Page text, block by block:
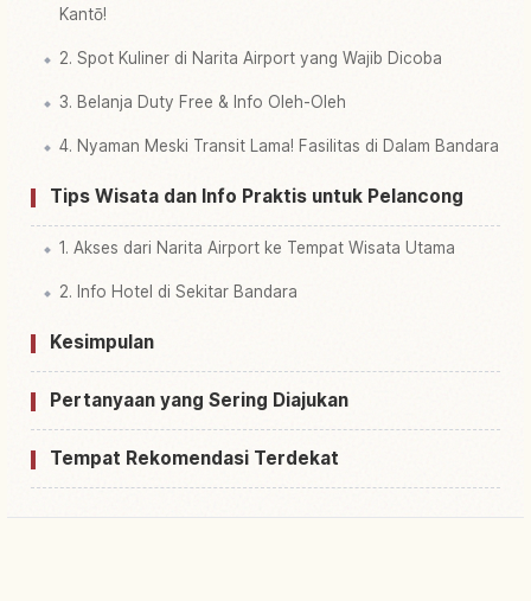
Kantō!
2. Spot Kuliner di Narita Airport yang Wajib Dicoba
3. Belanja Duty Free & Info Oleh-Oleh
4. Nyaman Meski Transit Lama! Fasilitas di Dalam Bandara
Tips Wisata dan Info Praktis untuk Pelancong
1. Akses dari Narita Airport ke Tempat Wisata Utama
2. Info Hotel di Sekitar Bandara
Kesimpulan
Pertanyaan yang Sering Diajukan
Tempat Rekomendasi Terdekat